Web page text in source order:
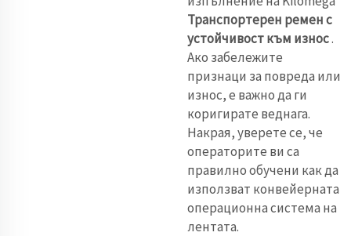
Транспортерен ремен с
устойчивост към износ.
Ако забележите
признаци за повреда или
износ, е важно да ги
коригирате веднага.
Накрая, уверете се, че
операторите ви са
правилно обучени как да
използват конвейерната
операционна система на
лентата.